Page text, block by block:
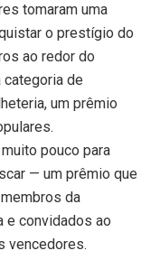
tomaram uma
o prestígio do
ao redor do
de
um prêmio
pouco para
— um prêmio que
da
e convidados ao
vencedores.